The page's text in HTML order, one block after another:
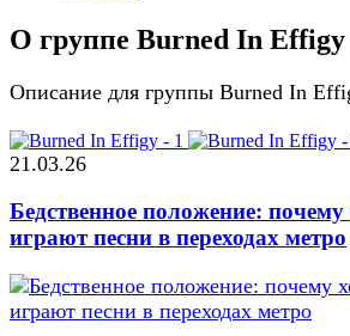
О группе Burned In Effigy
Описание для группы Burned In
21.03.26
Бедственное положение:
играют песни в переходах метро